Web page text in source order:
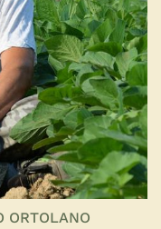
ORTOLANO